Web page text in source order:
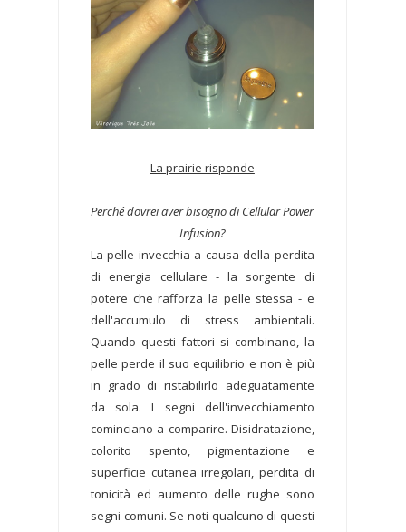
La prairie risponde
Perché dovrei aver bisogno di Cellular Power
Infusion?
La pelle invecchia a causa della perdita
di energia cellulare - la sorgente di
potere che rafforza la pelle stessa - e
dell'accumulo di stress ambientali.
Quando questi fattori si combinano, la
pelle perde il suo equilibrio e non è più
in grado di ristabilirlo adeguatamente
da sola. I segni dell'invecchiamento
cominciano a comparire. Disidratazione,
colorito spento, pigmentazione e
superficie cutanea irregolari, perdita di
tonicità ed aumento delle rughe sono
segni comuni. Se noti qualcuno di questi